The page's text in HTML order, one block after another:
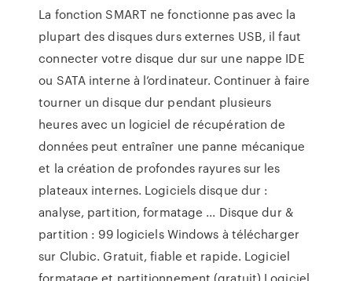
La fonction SMART ne fonctionne pas avec la
plupart des disques durs externes USB, il faut
connecter votre disque dur sur une nappe IDE
ou SATA interne à l’ordinateur. Continuer à faire
tourner un disque dur pendant plusieurs
heures avec un logiciel de récupération de
données peut entraîner une panne mécanique
et la création de profondes rayures sur les
plateaux internes. Logiciels disque dur :
analyse, partition, formatage ... Disque dur &
partition : 99 logiciels Windows à télécharger
sur Clubic. Gratuit, fiable et rapide. Logiciel
formatage et partitionnement (gratuit) Logiciel